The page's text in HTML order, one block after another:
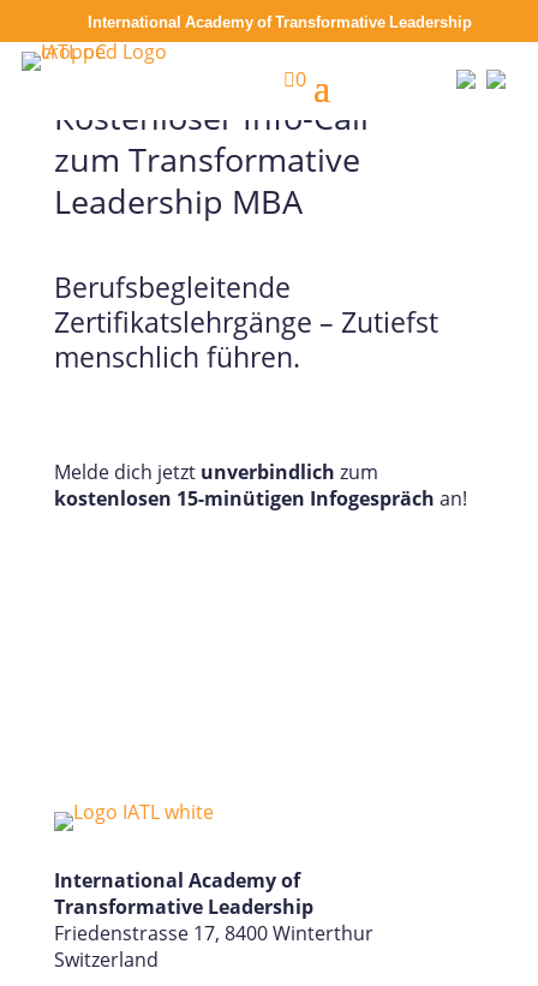
International Academy of Transformative Leadership
0
Kostenloser Info-Call
zum Transformative
Leadership MBA
Berufsbegleitende
Zertifikatslehrgänge – Zutiefst
menschlich führen.
Melde dich jetztunverbindlich zum
kostenlosen 15-minütigen Infogespräch an!
International Academy of
Transformative Leadership
Friedenstrasse 17, 8400 Winterthur
Switzerland